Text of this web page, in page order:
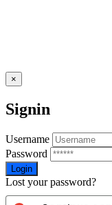
×
Signin
Username
Password
Lost your password?